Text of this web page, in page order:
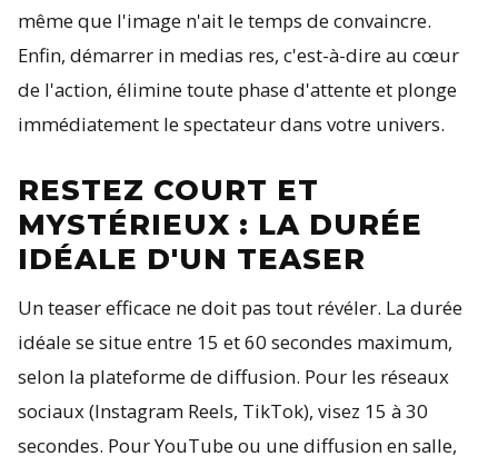
même que l'image n'ait le temps de convaincre.
Enfin, démarrer in medias res, c'est-à-dire au cœur
de l'action, élimine toute phase d'attente et plonge
immédiatement le spectateur dans votre univers.
RESTEZ COURT ET
MYSTÉRIEUX : LA DURÉE
IDÉALE D'UN TEASER
Un teaser efficace ne doit pas tout révéler. La durée
idéale se situe entre 15 et 60 secondes maximum,
selon la plateforme de diffusion. Pour les réseaux
sociaux (Instagram Reels, TikTok), visez 15 à 30
secondes. Pour YouTube ou une diffusion en salle,